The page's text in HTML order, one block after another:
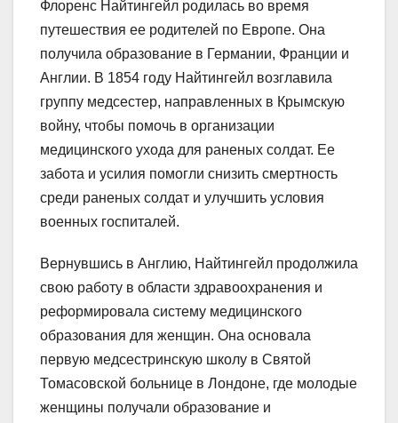
Флоренс Найтингейл родилась во время
путешествия ее родителей по Европе. Она
получила образование в Германии, Франции и
Англии. В 1854 году Найтингейл возглавила
группу медсестер, направленных в Крымскую
войну, чтобы помочь в организации
медицинского ухода для раненых солдат. Ее
забота и усилия помогли снизить смертность
среди раненых солдат и улучшить условия
военных госпиталей.
Вернувшись в Англию, Найтингейл продолжила
свою работу в области здравоохранения и
реформировала систему медицинского
образования для женщин. Она основала
первую медсестринскую школу в Святой
Томасовской больнице в Лондоне, где молодые
женщины получали образование и